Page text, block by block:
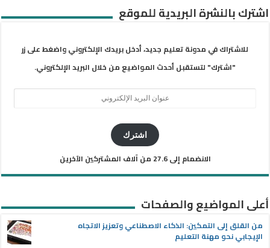
اشترك بالنشرة البريدية للموقع
للاشتراك في مدونة تعليم جديد، أدخل بريدك الإلكتروني واضغط على زر
"اشترك" لتستقبل أحدث المواضيع من خلال البريد الإلكتروني.
اشترك
الانضمام إلى 27.6 من آلاف المشتركين الآخرين
أعلى المواضيع والصفحات
من القلق إلى التمكين: الذكاء الاصطناعي وتعزيز الاتجاه
الإيجابي نحو مهنة التعليم